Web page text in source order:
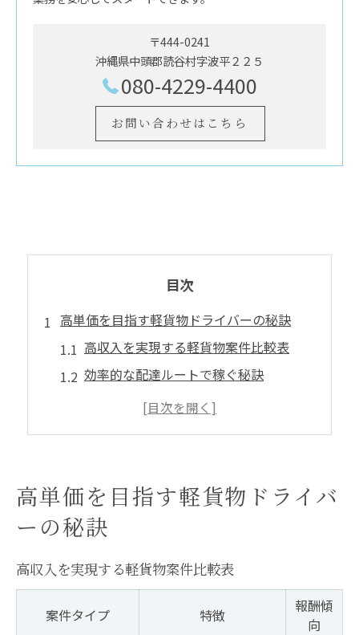
〒444-0241
沖縄県中頭郡読谷村字波平２２５
080-4229-4400
お問い合わせはこちら
目次
高単価を目指す軽貨物ドライバーの秘訣
高収入を実現する軽貨物案件比較表
効率的な配達ルートで稼ぐ秘訣
免許証だけで始める高単価の理由
即日採用で始める沖縄宅配業務委託の魅力
即日採用案件の特徴と選び方一覧
沖縄の軽貨物業務委託が人気の理由
免許証のみで即働けるチャンスを掴む
宅配業務委託で叶える柔軟な働き方
沖縄県の軽貨物求人事情を徹底解説
高単価を目指す軽貨物ドライバ
ーの秘訣
高収入を実現する軽貨物案件比較表
案件タイプ 特徴
報酬傾
向